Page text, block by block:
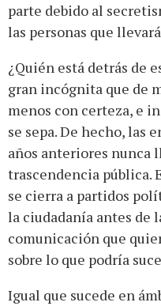
parte debido al
las personas que
¿Quién está detrás de
gran incógnita que de
menos con certeza, e
se sepa. De hecho, las
años anteriores nunca
trascendencia pública.
se cierra a partidos
la ciudadanía antes de
comunicación que
sobre lo que podría
Igual que sucede en